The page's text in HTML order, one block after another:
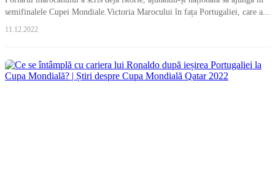
semifinalele Cupei Mondiale.Victoria Marocului în fața Portugaliei, care a...
11.12.2022